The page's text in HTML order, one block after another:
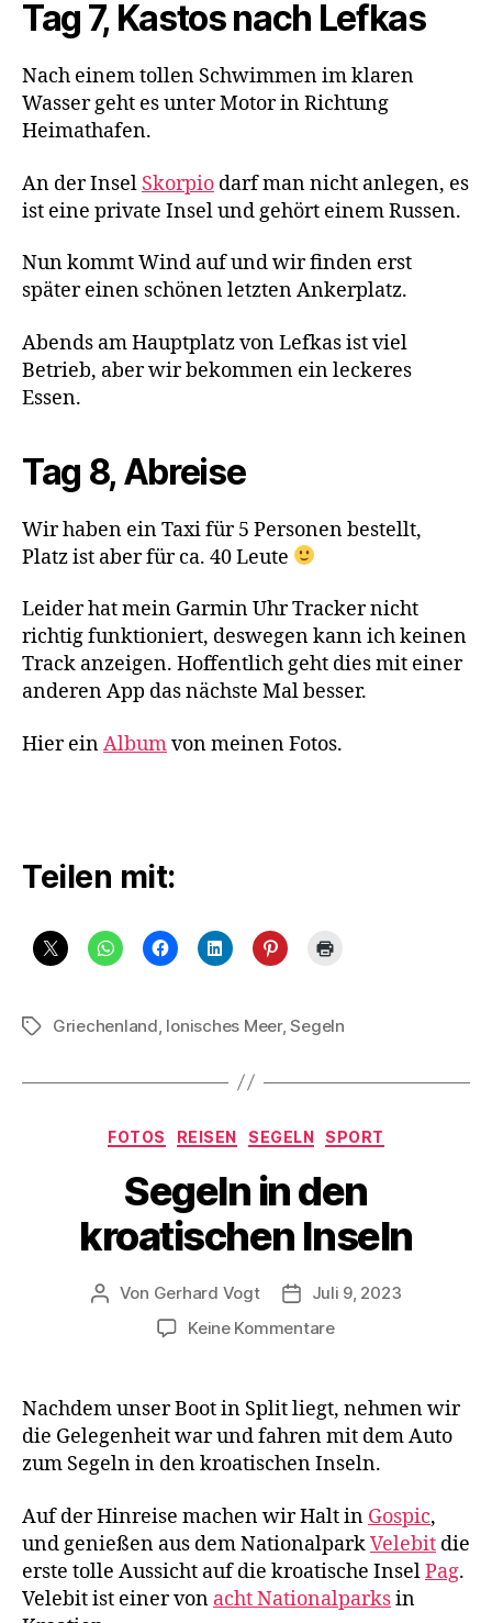
Tag 7, Kastos nach Lefkas
Nach einem tollen Schwimmen im klaren
Wasser geht es unter Motor in Richtung
Heimathafen.
An der Insel Skorpio darf man nicht anlegen, es
ist eine private Insel und gehört einem Russen.
Nun kommt Wind auf und wir finden erst
später einen schönen letzten Ankerplatz.
Abends am Hauptplatz von Lefkas ist viel
Betrieb, aber wir bekommen ein leckeres
Essen.
Tag 8, Abreise
Wir haben ein Taxi für 5 Personen bestellt,
Platz ist aber für ca. 40 Leute
Leider hat mein Garmin Uhr Tracker nicht
richtig funktioniert, deswegen kann ich keinen
Track anzeigen. Hoffentlich geht dies mit einer
anderen App das nächste Mal besser.
Hier einAlbumvon meinen Fotos.
Teilen mit:
Schlagwörter
Griechenland Ionisches Meer,Segeln
Kategorien
FOTOS REISEN SEGELN SPORT
Segeln in den
kroatischen Inseln
Beitragsautor
Von Gerhard Vogt Veröffentlichungsdatum
Juli 9, 2023
Keine Kommentarezu
den
kroatischen
Inseln
Nachdem unser Boot in Split liegt, nehmen wir
die Gelegenheit war und fahren mit dem Auto
zum Segeln in den kroatischen Inseln.
Auf der Hinreise machen wir Halt in Gospic,
und genießen aus dem NationalparkVelebit die
erste tolle Aussicht auf die kroatische InselPag.
Velebit ist einer von acht Nationalparksin